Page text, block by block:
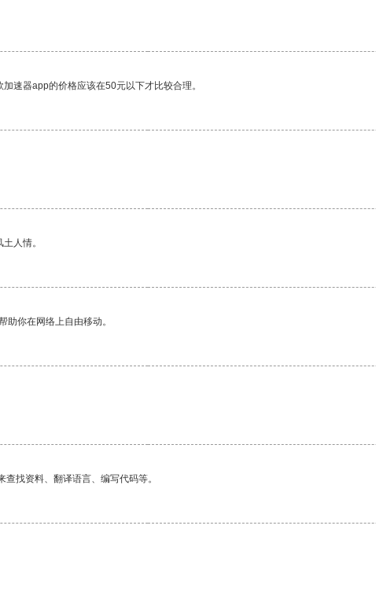
速器app的价格应该在50元以下才比较合理。
人情。
你在网络上自由移动。
找资料、翻译语言、编写代码等。